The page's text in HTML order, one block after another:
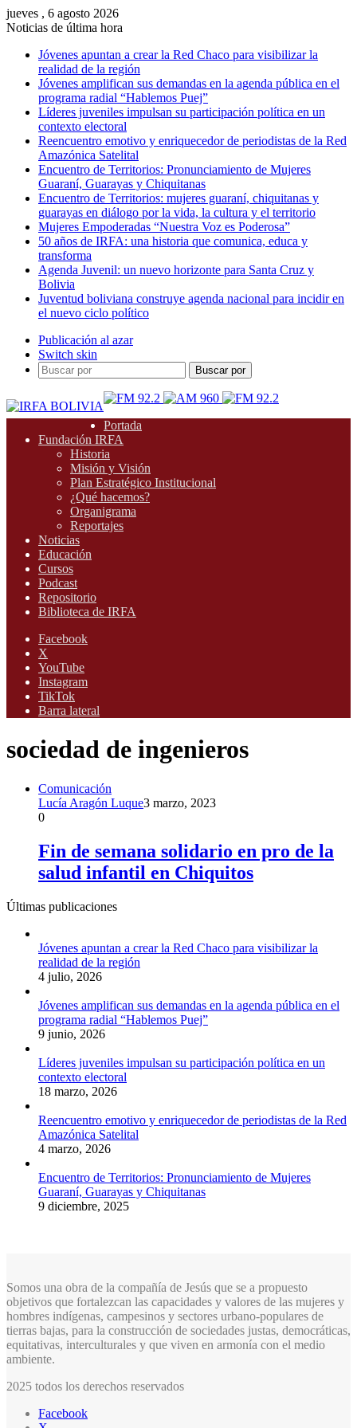
jueves , 6 agosto 2026
Noticias de última hora
Jóvenes apuntan a crear la Red Chaco para visibilizar la
realidad de la región
Jóvenes amplifican sus demandas en la agenda pública en el
programa radial “Hablemos Puej”
Líderes juveniles impulsan su participación política en un
contexto electoral
Reencuentro emotivo y enriquecedor de periodistas de la Red
Amazónica Satelital
Encuentro de Territorios: Pronunciamiento de Mujeres
Guaraní, Guarayas y Chiquitanas
Encuentro de Territorios: mujeres guaraní, chiquitanas y
guarayas en diálogo por la vida, la cultura y el territorio
Mujeres Empoderadas “Nuestra Voz es Poderosa”
50 años de IRFA: una historia que comunica, educa y
transforma
Agenda Juvenil: un nuevo horizonte para Santa Cruz y
Bolivia
Juventud boliviana construye agenda nacional para incidir en
el nuevo ciclo político
Publicación al azar
Switch skin
Buscar por
Portada
Fundación IRFA
Historia
Misión y Visión
Plan Estratégico Institucional
¿Qué hacemos?
Organigrama
Reportajes
Noticias
Educación
Cursos
Podcast
Repositorio
Biblioteca de IRFA
Facebook
X
YouTube
Instagram
TikTok
Barra lateral
sociedad de ingenieros
Comunicación
Lucía Aragón Luque3 marzo, 2023
0
Fin de semana solidario en pro de la
salud infantil en Chiquitos
Últimas publicaciones
Jóvenes apuntan a crear la Red Chaco para visibilizar la
realidad de la región
4 julio, 2026
Jóvenes amplifican sus demandas en la agenda pública en el
programa radial “Hablemos Puej”
9 junio, 2026
Líderes juveniles impulsan su participación política en un
contexto electoral
18 marzo, 2026
Reencuentro emotivo y enriquecedor de periodistas de la Red
Amazónica Satelital
4 marzo, 2026
Encuentro de Territorios: Pronunciamiento de Mujeres
Guaraní, Guarayas y Chiquitanas
9 diciembre, 2025
Somos una obra de la compañía de Jesús que se a propuesto
objetivos que fortalezcan las capacidades y valores de las mujeres y
hombres indígenas, campesinos y sectores urbano-populares de
tierras bajas, para la construcción de sociedades justas, democráticas,
equitativas, interculturales y que viven en armonía con el medio
ambiente.
2025 todos los derechos reservados
Facebook